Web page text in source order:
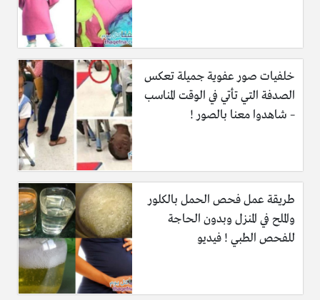
خلفيات صور عفوية جميلة تعكس
الصدفة التي تأتي في الوقت المناسب
– شاهدوا معنا بالصور !
طريقة عمل فحص الحمل بالكلور
والملح في المنزل وبدون الحاجة
للفحص الطبي ! فيديو